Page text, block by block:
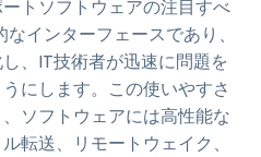
トソフトウェアの注目すべ
インターフェースであり、
、IT技術者が迅速に問題を
にします。この使いやすさ
ソフトウェアには高性能な
転送、リモートウェイク、